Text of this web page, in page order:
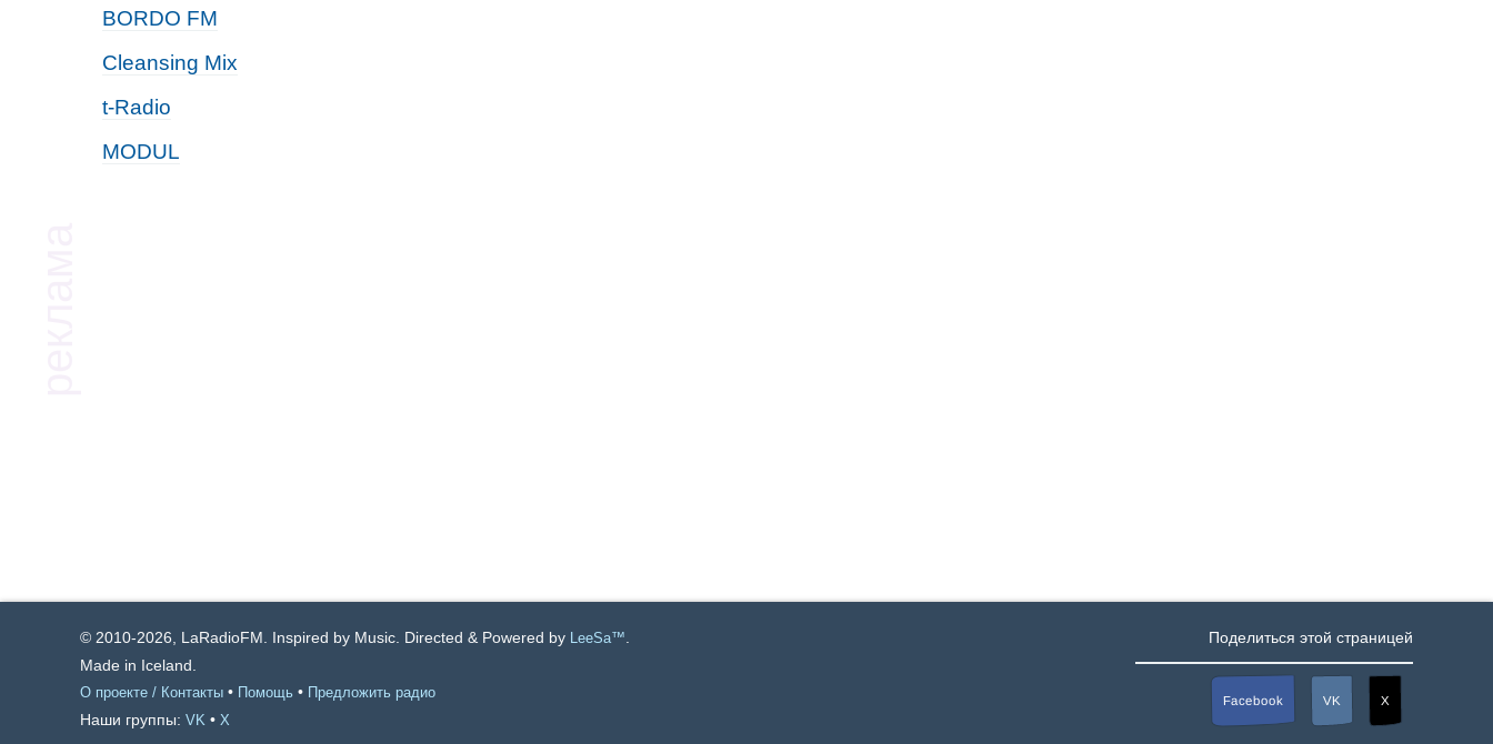
BORDO FM
Cleansing Mix
t-Radio
MODUL
Поделиться этой страницей
Facebook VK X
© 2010-2026, LaRadioFM. Inspired by Music. Directed & Powered by LeeSa™
Made in Iceland.
О проекте / Контакты • Помощь • Предложить радио
Наши группы: VK • X